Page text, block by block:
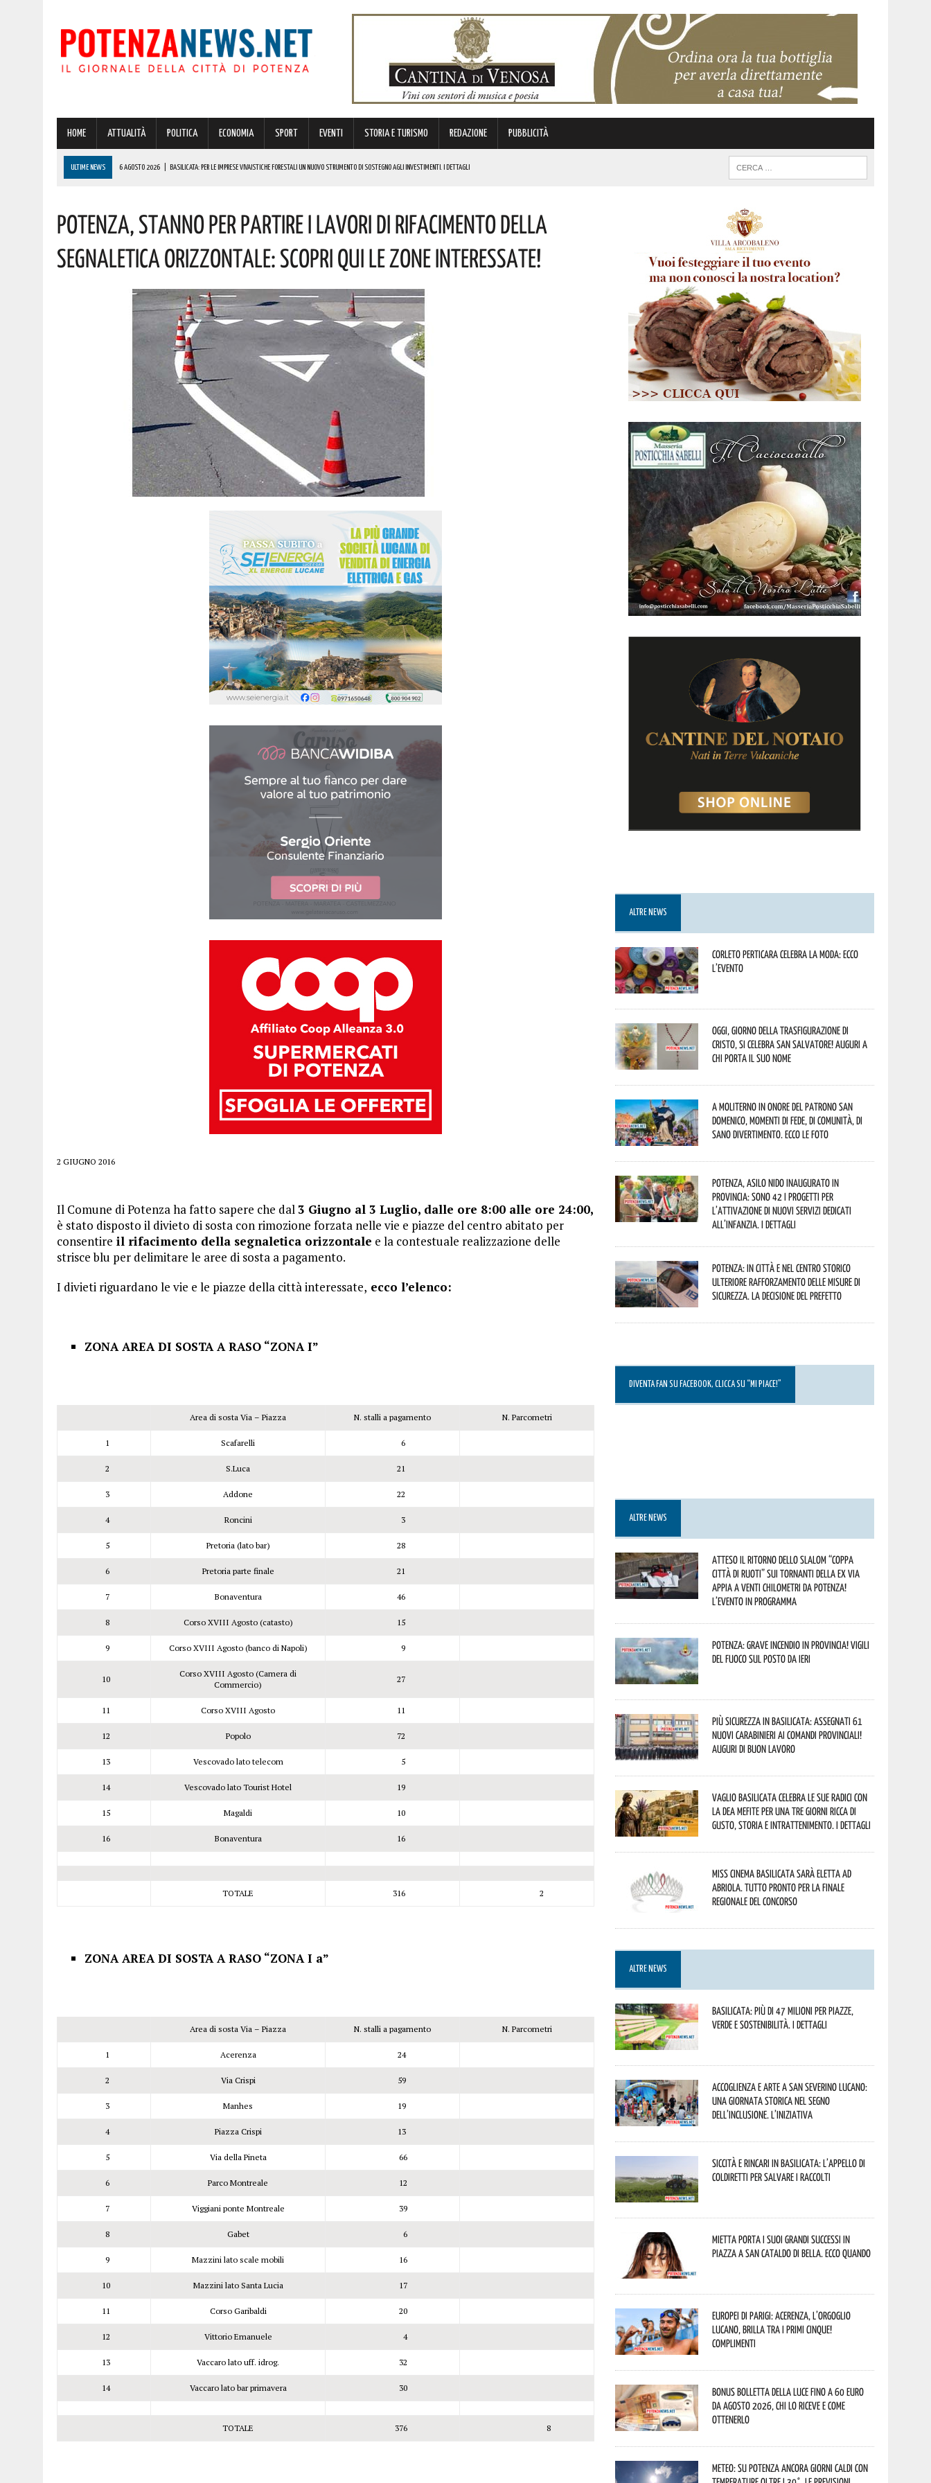
HOME ATTUALITÀ POLITICA ECONOMIA SPORT EVENTI STORIA E TURISMO REDAZIONE PUBBLICITÀ
ULTIME NEWS 6 AGOSTO 2026 BASILICATA: PER LE IMPRESE VIVAISTICHE FORESTALI UN NUOVO STRUMENTO DI SOSTEGNO AGLI INVESTIMENTI. I DETTAGLI
6 AGOSTO 2026 | POTENZA, PER IL GRAVE INCENDIO IN PROVINCIA CARABINIERI FORESTALI DENUNCIANO UN 63ENNE. I DETTAGLI
6 AGOSTO 2026 A BRIENZA ARRIVA LA SAGRA DELLA PATATELLA ACCOMPAGNATA DA TANTA BUONA MUSICA E DIVERTIMENTO. I DETTAGLI DELL’EVENTO
POTENZA, STANNO PER PARTIRE I LAVORI DI RIFACIMENTO DELLA
SEGNALETICA ORIZZONTALE: SCOPRI QUI LE ZONE INTERESSATE!
2 GIUGNO 2016
Il Comune di Potenza ha fatto sapere che dal3 Giugno al 3 Luglio, dalle ore 8:00 alle ore 24:00,
è stato disposto il divieto di sosta con rimozione forzata nelle vie e piazze del centro abitato per
consentire il rifacimento della segnaletica orizzontale e la contestuale realizzazione delle
strisce blu per delimitare le aree di sosta a pagamento.
I divieti riguardano le vie e le piazze della città interessate, ecco l’elenco:
ZONA AREA DI SOSTA A RASO “ZONA I”
Area di sosta Via – Piazza N. stalli a pagamento N. Parcometri
1 Scafarelli 6
2 S.Luca 21
3 Addone 22
4 Roncini 3
5 Pretoria (lato bar) 28
6 Pretoria parte finale 21
7 Bonaventura 46
8 Corso XVIII Agosto (catasto) 15
9 Corso XVIII Agosto (banco di Napoli) 9
10
Corso XVIII Agosto (Camera di
Commercio)
27
11 Corso XVIII Agosto 11
12 Popolo 72
13 Vescovado lato telecom 5
14 Vescovado lato Tourist Hotel 19
15 Magaldi 10
16 Bonaventura 16
TOTALE 316 2
ZONA AREA DI SOSTA A RASO “ZONA I a”
Area di sosta Via – Piazza N. stalli a pagamento N. Parcometri
1 Acerenza 24
2 Via Crispi 59
3 Manhes 19
4 Piazza Crispi 13
5 Via della Pineta 66
6 Parco Montreale 12
7 Viggiani ponte Montreale 39
8 Gabet 6
9 Mazzini lato scale mobili 16
10 Mazzini lato Santa Lucia 17
11 Corso Garibaldi 20
12 Vittorio Emanuele 4
13 Vaccaro lato uff. idrog. 32
14 Vaccaro lato bar primavera 30
TOTALE 376 8
ALTRE NEWS
Corleto Perticara celebra la moda: ecco
l’evento
Oggi, giorno della Trasfigurazione di
Cristo, si celebra San Salvatore! Auguri a
chi porta il suo nome
A Moliterno in onore del Patrono San
Domenico, momenti di fede, di comunità, di
sano divertimento. Ecco le foto
Potenza, asilo nido inaugurato in
provincia: sono 42 i progetti per
l’attivazione di nuovi servizi dedicati
all’infanzia. I dettagli
Potenza: in città e nel centro storico
ulteriore rafforzamento delle misure di
sicurezza. La decisione del Prefetto
DIVENTA FAN SU FACEBOOK, CLICCA SU “MI PIACE!”
ALTRE NEWS
Atteso il ritorno dello slalom “Coppa
Città di Ruoti” sui tornanti della ex via
Appia a venti chilometri da Potenza!
L’evento in programma
Potenza: grave incendio in Provincia! Vigili
del fuoco sul posto da ieri
Più sicurezza in Basilicata: assegnati 61
nuovi Carabinieri ai Comandi provinciali!
Auguri di buon lavoro
Vaglio Basilicata celebra le sue radici con
la Dea Mefite per una tre giorni ricca di
gusto, storia e intrattenimento. I dettagli
Miss Cinema Basilicata sarà eletta ad
Abriola. Tutto pronto per la finale
regionale del concorso
ALTRE NEWS
Basilicata: più di 47 milioni per piazze,
verde e sostenibilità. I dettagli
Accoglienza e arte a San Severino Lucano:
una giornata storica nel segno
dell’inclusione. L’iniziativa
Siccità e rincari in Basilicata: l’appello di
Coldiretti per salvare i raccolti
Mietta porta i suoi grandi successi in
piazza a San Cataldo di Bella. Ecco quando
Europei di Parigi: Acerenza, l’orgoglio
lucano, brilla tra i primi cinque!
Complimenti
Bonus bolletta della luce fino a 60 euro
da agosto 2026, chi lo riceve e come
ottenerlo
Meteo: su Potenza ancora giorni caldi con